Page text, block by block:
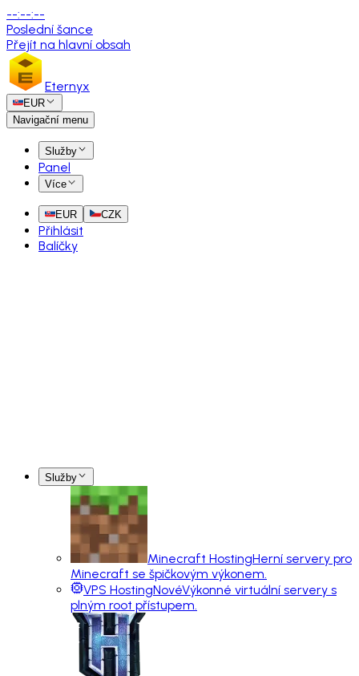
--:--:--
Poslední šance
Přejít na hlavní obsah
Eternyx
EUR
Navigační menu
Služby
Panel
Více
EUR CZK
Přihlásit
Balíčky
Služby
Minecraft HostingHerní servery pro
Minecraft se špičkovým výkonem.
VPS HostingNovéVýkonné virtuální servery s
plným root přístupem.